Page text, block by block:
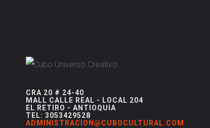
CRA 20 # 24-40
MALL CALLE REAL - LOCAL 204
EL RETIRO - ANTIOQUIA
TEL: 3053429528
ADMINISTRACION@CUBOCULTURAL.COM